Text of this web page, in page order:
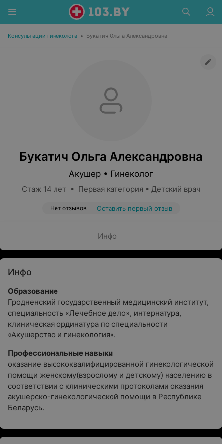
Консультации гинеколога • Букатич Ольга Александровна
Букатич Ольга Александровна
Акушер • Гинеколог
Стаж 14 лет • Первая категория • Детский врач
Нет отзывов Оставить первый отзыв
Инфо
Инфо
Образование
Гродненский государственный медицинский институт,
специальность «Лечебное дело», интернатура,
клиническая ординатура по специальности
«Акушерство и гинекология».
Профессиональные навыки
оказание высококвалифицированной гинекологической
помощи женскому(взрослому и детскому) населению в
соответствии с клиническими протоколами оказания
акушерско-гинекологической помощи в Республике
Беларусь.